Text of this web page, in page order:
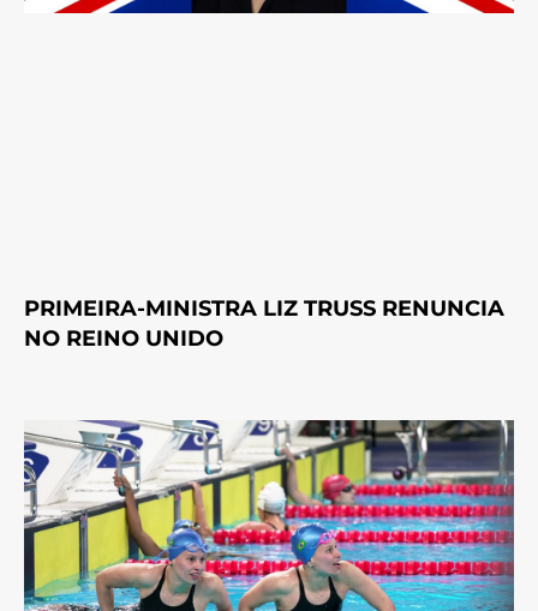
PRIMEIRA-MINISTRA LIZ TRUSS RENUNCIA
NO REINO UNIDO